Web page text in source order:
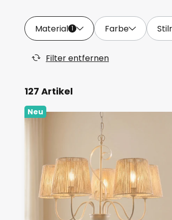
Material 1 Farbe
Filter entfernen
127 Artikel
Neu